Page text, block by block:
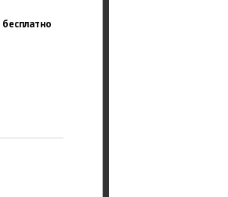
бесплатно